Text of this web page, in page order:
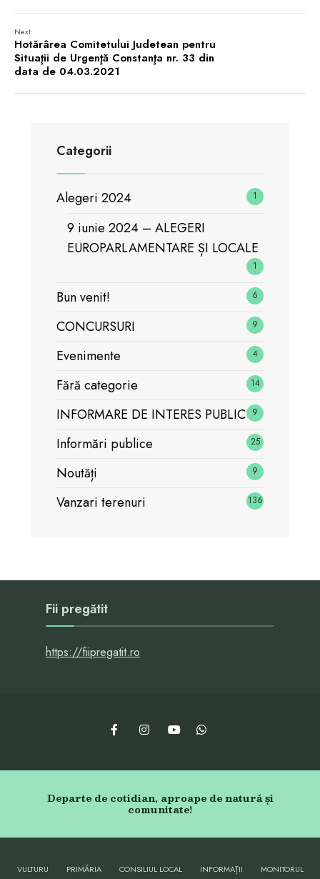
Next:
Hotărârea Comitetului Judetean pentru
Situaţii de Urgenţă Constanţa nr. 33 din
data de 04.03.2021
Categorii
Alegeri 2024 1
9 iunie 2024 – ALEGERI
EUROPARLAMENTARE ȘI LOCALE
1
Bun venit! 6
CONCURSURI 9
Evenimente 4
Fără categorie 14
INFORMARE DE INTERES PUBLIC 9
Informări publice 25
Noutăți 9
Vanzari terenuri 136
Fii pregătit
https://fiipregatit.ro
Departe de cotidian, aproape de natură și
comunitate!
VULTURU PRIMĂRIA CONSILIUL LOCAL INFORMAȚII MONITORUL